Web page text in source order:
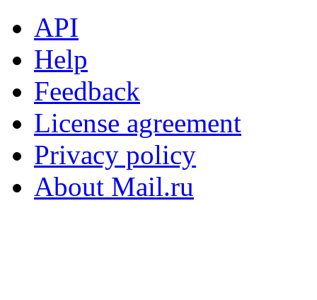
API
Help
Feedback
License agreement
Privacy policy
About Mail.ru